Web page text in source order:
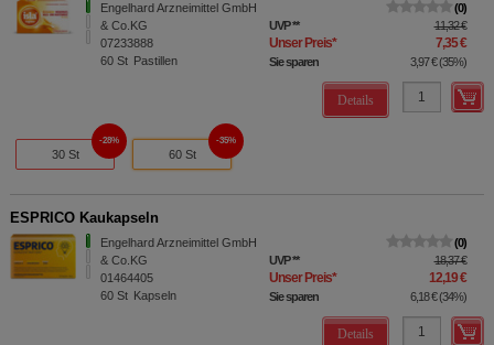
Engelhard Arzneimittel GmbH
& Co.KG
07233888
60 St Pastillen
0
UVP** 11,32 €
Unser Preis* 7,35 €
Sie sparen 3,97 €(35%)
Details
30 St
28%
60 St
35%
ESPRICO Kaukapseln
Engelhard Arzneimittel GmbH
& Co.KG
01464405
60 St Kapseln
0
UVP** 18,37 €
Unser Preis* 12,19 €
Sie sparen 6,18 €(34%)
Details